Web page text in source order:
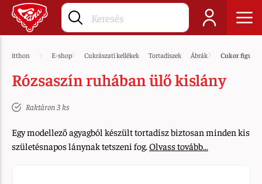
itthon E-shop Cukrászati kellékek Tortadíszek Ábrák Cukor
Rózsaszín ruhában ülő kislány
Raktáron 3 ks
Egy modellező agyagból készült tortadísz biztosan minden kis
születésnapos lánynak tetszeni fog.Olvass tovább…